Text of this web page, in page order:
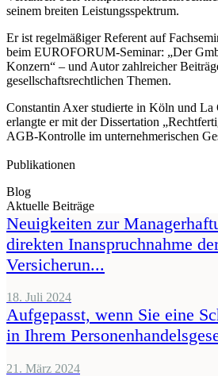
seinem breiten Leistungsspektrum.
Er ist regelmäßiger Referent auf
beim EUROFORUM-Seminar: „Der
Konzern“ – und Autor zahlreicher
gesellschaftsrechtlichen Themen.
Constantin Axer studierte in Köln und La
erlangte er mit der Dissertation
AGB-Kontrolle im unternehmerischen
Publikationen
Blog
Aktuelle Beiträge
Neuigkeiten zur
direkten Inanspruchnahme
Versicherun...
18. Juli 2024
Aufgepasst, wenn Sie eine
in Ihrem
21. März 2024